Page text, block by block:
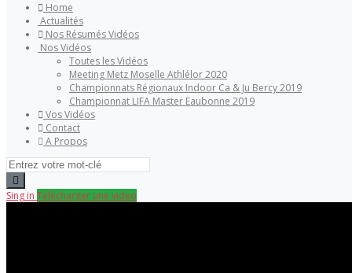
Home
Actualités
Nos Résumés Vidéos
Nos Vidéos
Toutes les Vidéos
Meeting Metz Moselle Athlélor 2020
Championnats Régionaux Indoor Ca & Ju Bercy 2019
Championnat LIFA Master Eaubonne 2019
Vos Vidéos
Contact
A Propos
Sing in Télécharger une video